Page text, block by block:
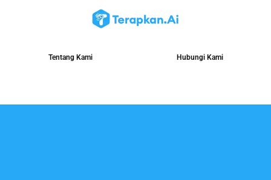
Tentang Kami Hubungi Kami